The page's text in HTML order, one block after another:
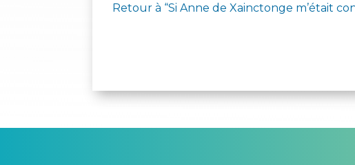
Retour à “Si Anne de Xainctonge m’était